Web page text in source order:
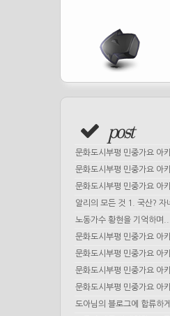
post
문화도시부평 민중가요 아
문화도시부평 민중가요 아
문화도시부평 민중가요 아
알리의 모든 것 1. 국산?
노동가수 황현을 기억하며...
문화도시부평 민중가요 아
문화도시부평 민중가요 아
문화도시부평 민중가요 아
문화도시부평 민중가요 아
도아님의 블로그에 합류하